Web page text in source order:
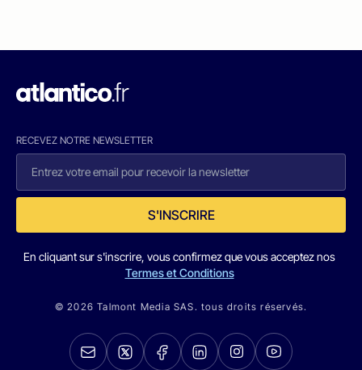
RECEVEZ NOTRE NEWSLETTER
S'INSCRIRE
En cliquant sur s'inscrire, vous confirmez que vous acceptez nos
Termes et Conditions
© 2026 Talmont Media SAS. tous droits réservés.